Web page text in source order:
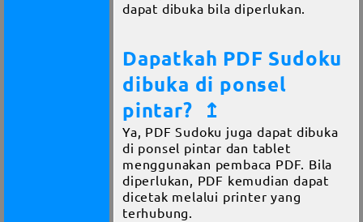
dapat dibuka bila diperlukan.
Dapatkah PDF Sudoku
dibuka di ponsel
pintar?
↥
Ya, PDF Sudoku juga dapat dibuka
di ponsel pintar dan tablet
menggunakan pembaca PDF. Bila
diperlukan, PDF kemudian dapat
dicetak melalui printer yang
terhubung.